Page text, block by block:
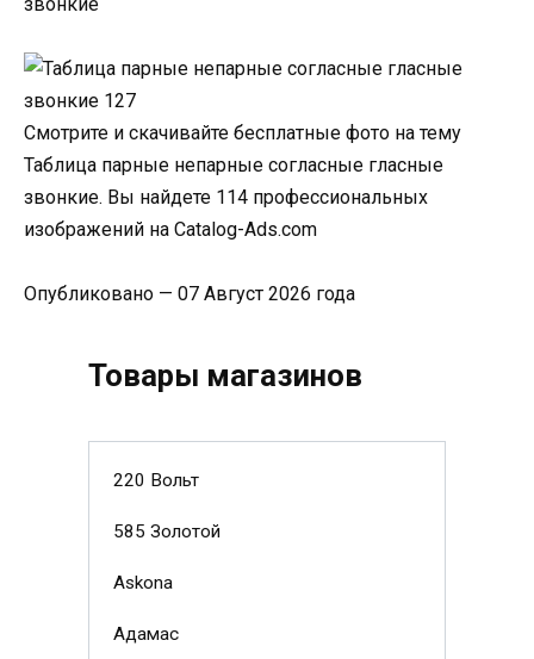
Смотрите и скачивайте бесплатные фото на тему
Таблица парные непарные согласные гласные
звонкие. Вы найдете 114 профессиональных
изображений на Catalog-Ads.com
Опубликовано — 07 Август 2026 года
Товары магазинов
220 Вольт
585 Золотой
Askona
Адамас